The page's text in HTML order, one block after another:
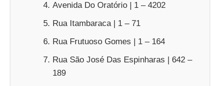
Avenida Do Oratório | 1 – 4202
Rua Itambaraca | 1 – 71
Rua Frutuoso Gomes | 1 – 164
Rua São José Das Espinharas | 642 –
189